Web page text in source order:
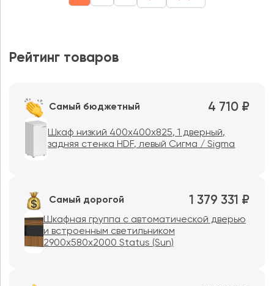
Рейтинг товаров
Самый бюджетный 4 710 ₽
Шкаф низкий 400x400x825, 1 дверный,
задняя стенка HDF, левый Сигма / Sigma
Самый дорогой 1 379 331 ₽
Шкафная группа с автоматической дверью
и встроенным светильником
2900x580x2000 Status (Sun)